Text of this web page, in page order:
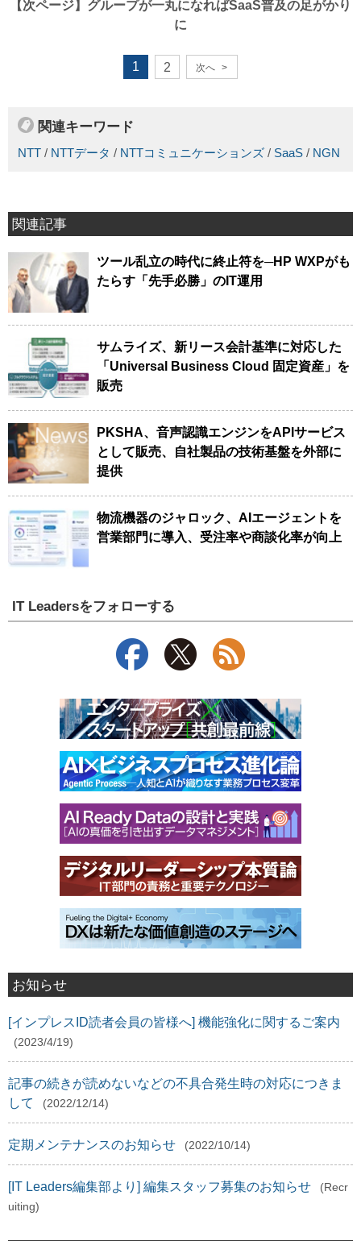
【次ページ】 グループが一丸になればSaaS普及の足がかり
に
1 2 次へ >
関連キーワード
NTT / NTTデータ / NTTコミュニケーションズ / SaaS / NGN
関連記事
ツール乱立の時代に終止符を─HP WXPがも
たらす「先手必勝」のIT運用
サムライズ、新リース会計基準に対応した
「Universal Business Cloud 固定資産」を
販売
PKSHA、音声認識エンジンをAPIサービス
として販売、自社製品の技術基盤を外部に
提供
物流機器のジャロック、AIエージェントを
営業部門に導入、受注率や商談化率が向上
IT Leadersをフォローする
お知らせ
[インプレスID読者会員の皆様へ] 機能強化に関するご案内
(2023/4/19)
記事の続きが読めないなどの不具合発生時の対応につきま
して
(2022/12/14)
定期メンテナンスのお知らせ (2022/10/14)
[IT Leaders編集部より] 編集スタッフ募集のお知らせ
(Recr
uiting)